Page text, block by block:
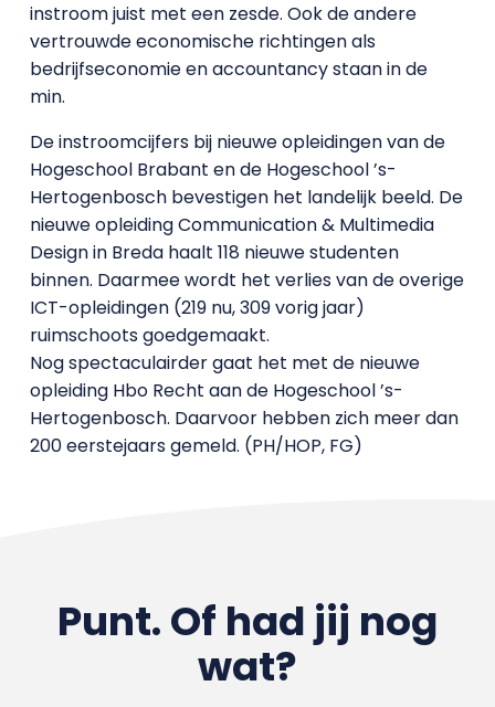
instroom juist met een zesde. Ook de andere
vertrouwde economische richtingen als
bedrijfseconomie en accountancy staan in de
min.
De instroomcijfers bij nieuwe opleidingen van de
Hogeschool Brabant en de Hogeschool ’s-
Hertogenbosch bevestigen het landelijk beeld. De
nieuwe opleiding Communication & Multimedia
Design in Breda haalt 118 nieuwe studenten
binnen. Daarmee wordt het verlies van de overige
ICT-opleidingen (219 nu, 309 vorig jaar)
ruimschoots goedgemaakt.
Nog spectaculairder gaat het met de nieuwe
opleiding Hbo Recht aan de Hogeschool ’s-
Hertogenbosch. Daarvoor hebben zich meer dan
200 eerstejaars gemeld. (PH/HOP, FG)
Punt. Of had jij nog
wat?